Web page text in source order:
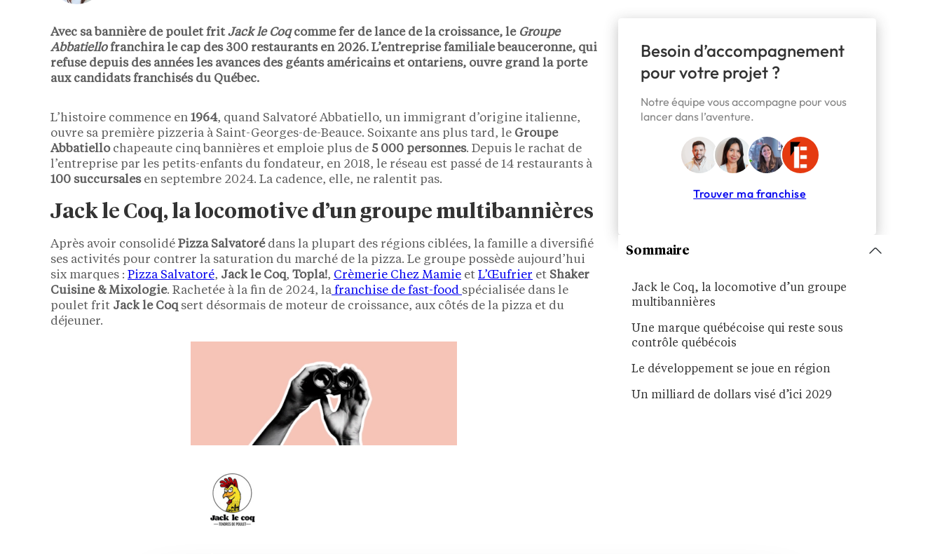
Avec sa bannière de poulet fritJack le Coqcomme fer de lance de la croissance, le Groupe
Abbatiellofranchira le cap des 300 restaurants en 2026. L’entreprise familiale beauceronne, qui
refuse depuis des années les avances des géants américains et ontariens, ouvre grand la porte
aux candidats franchisés du Québec.
L’histoire commence en 1964, quand Salvatoré Abbatiello, un immigrant d’origine italienne,
ouvre sa première pizzeria à Saint-Georges-de-Beauce. Soixante ans plus tard, le Groupe
Abbatiellochapeaute cinq bannières et emploie plus de 5 000 personnes. Depuis le rachat de
l’entreprise par les petits-enfants du fondateur, en 2018, le réseau est passé de 14 restaurants à
100 succursalesen septembre 2024. La cadence, elle, ne ralentit pas.
Jack le Coq, la locomotive d’un groupe multibannières
Après avoir consolidé Pizza Salvatorédans la plupart des régions ciblées, la famille a diversifié
ses activités pour contrer la saturation du marché de la pizza. Le groupe possède aujourd’hui
six marques : Pizza Salvatoré, Jack le Coq, Topla!, Crèmerie Chez Mamie et L’Œufrier et Shaker
Cuisine & Mixologie. Rachetée à la fin de 2024, la franchise de fast-food spécialisée dans le
poulet frit Jack le Coq sert désormais de moteur de croissance, aux côtés de la pizza et du
déjeuner.
Besoin d’accompagnement
pour votre projet ?
Notre équipe vous accompagne pour vous
lancer dans l’aventure.
Trouver ma franchise
Sommaire
Jack le Coq, la locomotive d’un groupe
multibannières
Une marque québécoise qui reste sous
contrôle québécois
Le développement se joue en région
Un milliard de dollars visé d’ici 2029